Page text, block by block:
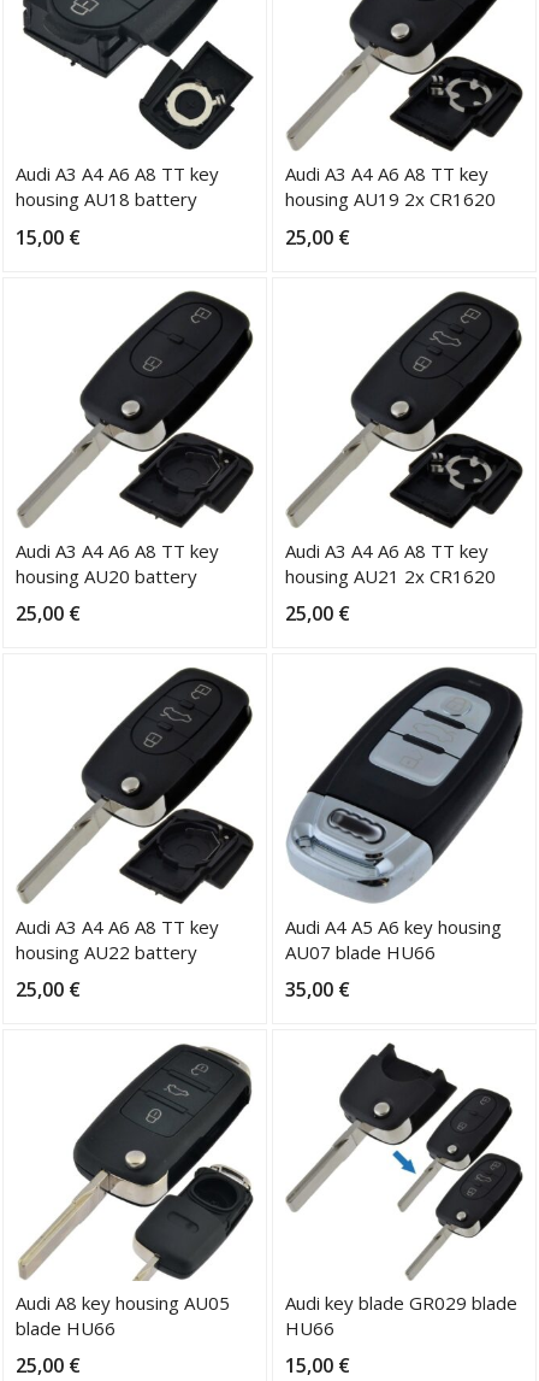
Audi A3 A4 A6 A8 TT key
housing AU18 battery
CR2032
15,00 €
Audi A3 A4 A6 A8 TT key
housing AU19 2x CR1620
blade HU66
25,00 €
Audi A3 A4 A6 A8 TT key
housing AU20 battery
CR2032 blade HU66
25,00 €
Audi A3 A4 A6 A8 TT key
housing AU21 2x CR1620
batteries blade HU66
25,00 €
Audi A3 A4 A6 A8 TT key
housing AU22 battery
CR2032 blade HU66
25,00 €
Audi A4 A5 A6 key housing
AU07 blade HU66
35,00 €
Audi A8 key housing AU05
blade HU66
25,00 €
Audi key blade GR029 blade
HU66
15,00 €